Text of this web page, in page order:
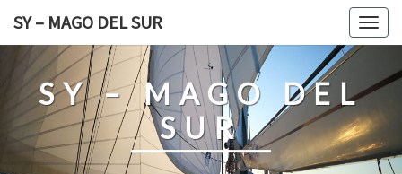
content
SY – MAGO DEL SUR
SY – MAGO DEL
SUR